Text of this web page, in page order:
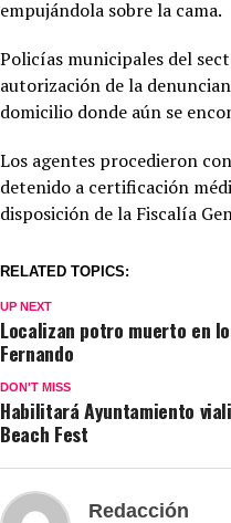
empujándola sobre la cama.
Policías municipales del
autorización de la
domicilio donde aún se
Los agentes procedieron
detenido a certificación
disposición de la Fiscalía
RELATED TOPICS:
UP NEXT
Localizan potro muerto en
Fernando
DON'T MISS
Habilitará Ayuntamiento
Beach Fest
Redacción